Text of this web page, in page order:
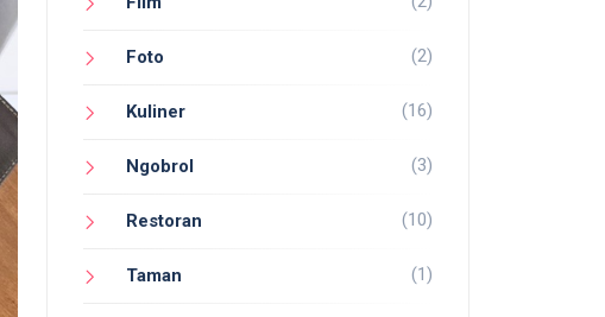
Foto (2)
Kuliner (16)
Ngobrol (3)
Restoran (10)
Taman (1)